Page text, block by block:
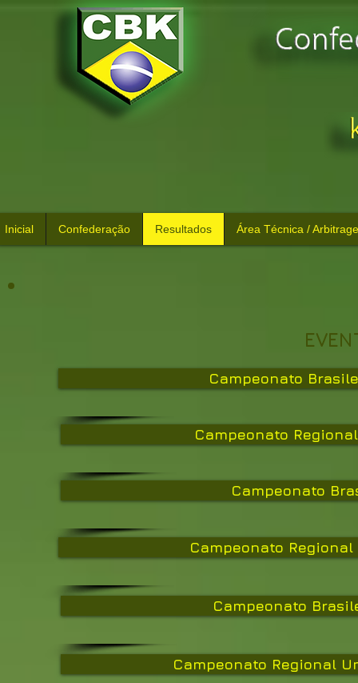
Inicial Confederação Resultados Área Técnica /
Campeonato
Campeonato
Campeonato
Campeonato
Campeonato
Campeonato Regional